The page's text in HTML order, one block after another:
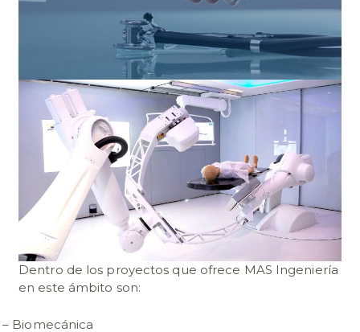
Dentro de los proyectos que ofrece MAS Ingeniería
en este ámbito son:
– Biomecánica